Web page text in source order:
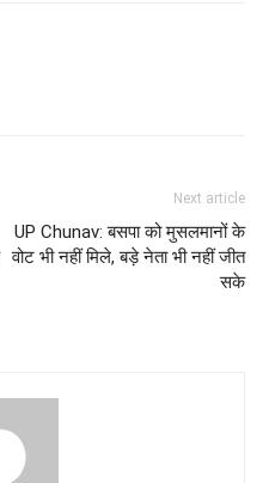
Next article
UP Chunav: बसपा को मुसलमानों के
वोट भी नहीं मिले, बड़े नेता भी नहीं जीत
सके